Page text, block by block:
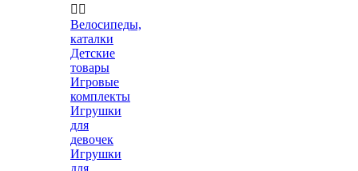
 
Велосипеды,
каталки
Детские
товары
Игровые
комплекты
Игрушки
для
девочек
Игрушки
для